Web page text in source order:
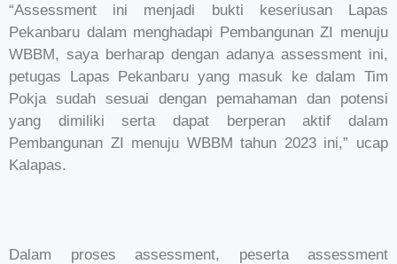
“Assessment ini menjadi bukti keseriusan Lapas
Pekanbaru dalam menghadapi Pembangunan ZI menuju
WBBM, saya berharap dengan adanya assessment ini,
petugas Lapas Pekanbaru yang masuk ke dalam Tim
Pokja sudah sesuai dengan pemahaman dan potensi
yang dimiliki serta dapat berperan aktif dalam
Pembangunan ZI menuju WBBM tahun 2023 ini,” ucap
Kalapas.
Dalam proses assessment, peserta assessment